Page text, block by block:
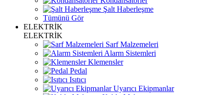
Şalt Haberleşme
Tümünü Gör
ELEKTRİK
ELEKTRİK
Sarf Malzemeleri
Alarm Sistemleri
Klemensler
Pedal
Isıtıcı
Uyarıcı Ekipmanlar